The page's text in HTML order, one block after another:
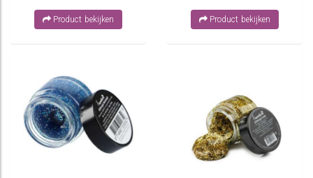
Product bekijken Product bekijken